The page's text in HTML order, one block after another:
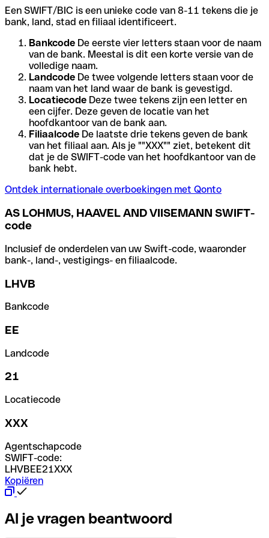
Een SWIFT/BIC is een unieke code van 8-11 tekens die je
bank, land, stad en filiaal identificeert.
Bankcode De eerste vier letters staan voor de naam
van de bank. Meestal is dit een korte versie van de
volledige naam.
Landcode De twee volgende letters staan voor de
naam van het land waar de bank is gevestigd.
Locatiecode Deze twee tekens zijn een letter en
een cijfer. Deze geven de locatie van het
hoofdkantoor van de bank aan.
Filiaalcode De laatste drie tekens geven de bank
van het filiaal aan. Als je ""XXX"" ziet, betekent dit
dat je de SWIFT-code van het hoofdkantoor van de
bank hebt.
Ontdek internationale overboekingen met Qonto
AS LOHMUS, HAAVEL AND VIISEMANN SWIFT-
code
Inclusief de onderdelen van uw Swift-code, waaronder
bank-, land-, vestigings- en filiaalcode.
LHVB
Bankcode
EE
Landcode
21
Locatiecode
XXX
Agentschapcode
SWIFT-code:
LHVBEE21XXX
Kopiëren
Al je vragen beantwoord